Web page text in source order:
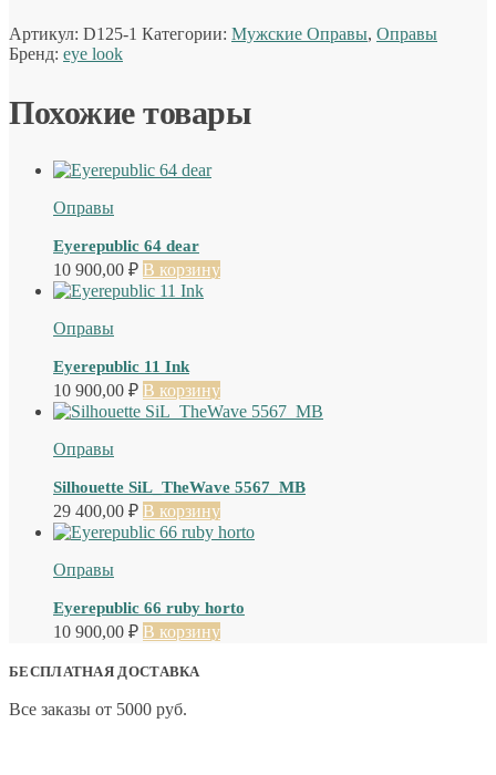
Артикул: D125-1 Категории: Мужские Оправы, Оправы
Бренд: eye look
Похожие товары
Оправы
Eyerepublic 64 dear
10 900,00 ₽ В корзину
Оправы
Eyerepublic 11 Ink
10 900,00 ₽ В корзину
Оправы
Silhouette SiL_TheWave 5567_MB
29 400,00 ₽ В корзину
Оправы
Eyerepublic 66 ruby horto
10 900,00 ₽ В корзину
БЕСПЛАТНАЯ ДОСТАВКА
Все заказы от 5000 руб.